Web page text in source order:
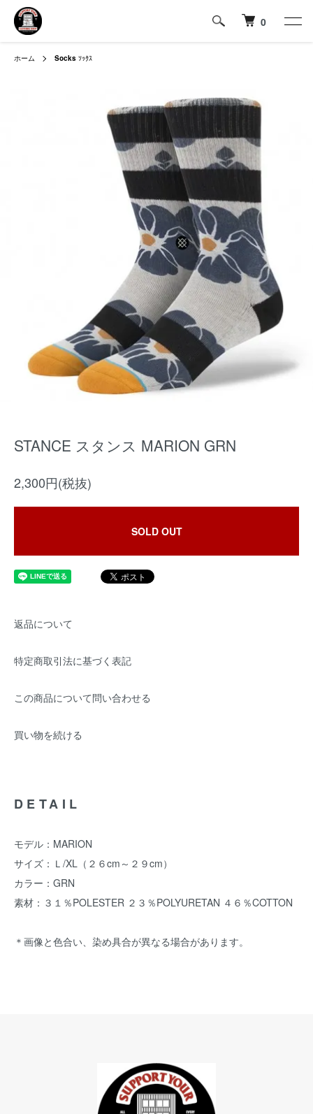
0
ホーム Socks ｿｯｸｽ
STANCE スタンス MARION GRN
2,300円(税抜)
SOLD OUT
返品について
特定商取引法に基づく表記
この商品について問い合わせる
買い物を続ける
DETAIL
モデル：MARION
サイズ：Ｌ/XL（２６cm～２９cm）
カラー：GRN
素材：３１％POLESTER ２３％POLYURETAN ４６％COTTON
＊画像と色合い、染め具合が異なる場合があります。